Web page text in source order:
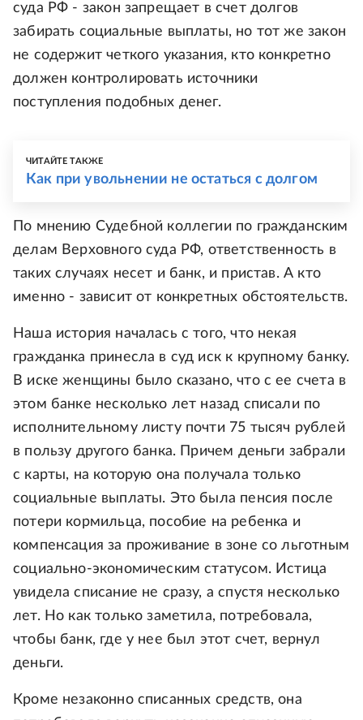
суда РФ - закон запрещает в счет долгов
забирать социальные выплаты, но тот же закон
не содержит четкого указания, кто конкретно
должен контролировать источники
поступления подобных денег.
ЧИТАЙТЕ ТАКЖЕ
Как при увольнении не остаться с долгом
По мнению Судебной коллегии по гражданским
делам Верховного суда РФ, ответственность в
таких случаях несет и банк, и пристав. А кто
именно - зависит от конкретных обстоятельств.
Наша история началась с того, что некая
гражданка принесла в суд иск к крупному банку.
В иске женщины было сказано, что с ее счета в
этом банке несколько лет назад списали по
исполнительному листу почти 75 тысяч рублей
в пользу другого банка. Причем деньги забрали
с карты, на которую она получала только
социальные выплаты. Это была пенсия после
потери кормильца, пособие на ребенка и
компенсация за проживание в зоне со льготным
социально-экономическим статусом. Истица
увидела списание не сразу, а спустя несколько
лет. Но как только заметила, потребовала,
чтобы банк, где у нее был этот счет, вернул
деньги.
Кроме незаконно списанных средств, она